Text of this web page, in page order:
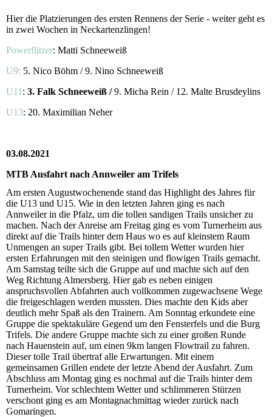
Hier die Platzierungen des ersten Rennens der Serie - weiter geht es
in zwei Wochen in Neckartenzlingen!
Powerflitzer: Matti Schneeweiß
U9: 5. Nico Böhm / 9. Nino Schneeweiß
U11 : 3. Falk Schneeweiß /9. Micha Rein / 12. Malte Brusdeylins
U13: 20. Maximilian Neher
03.08.2021
MTB Ausfahrt nach Annweiler am Trifels
Am ersten Augustwochenende stand das Highlight des Jahres für
die U13 und U15. Wie in den letzten Jahren ging es nach
Annweiler in die Pfalz, um die tollen sandigen Trails unsicher zu
machen. Nach der Anreise am Freitag ging es vom Turnerheim aus
direkt auf die Trails hinter dem Haus wo es auf kleinstem Raum
Unmengen an super Trails gibt. Bei tollem Wetter wurden hier
ersten Erfahrungen mit den steinigen und flowigen Trails gemacht.
Am Samstag teilte sich die Gruppe auf und machte sich auf den
Weg Richtung Almersberg. Hier gab es neben einigen
anspruchsvollen Abfahrten auch vollkommen zugewachsene Wege
die freigeschlagen werden mussten. Dies machte den Kids aber
deutlich mehr Spaß als den Trainern. Am Sonntag erkundete eine
Gruppe die spektakuläre Gegend um den Fensterfels und die Burg
Trifels. Die andere Gruppe machte sich zu einer großen Runde
nach Hauenstein auf, um einen 9km langen Flowtrail zu fahren.
Dieser tolle Trail übertraf alle Erwartungen. Mit einem
gemeinsamen Grillen endete der letzte Abend der Ausfahrt. Zum
Abschluss am Montag ging es nochmal auf die Trails hinter dem
Turnerheim. Vor schlechtem Wetter und schlimmeren Stürzen
verschont ging es am Montagnachmittag wieder zurück nach
Gomaringen.